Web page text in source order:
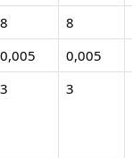
8 8
0,005 0,005
3 3